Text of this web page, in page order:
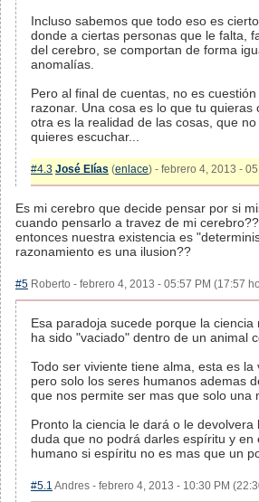
Incluso sabemos que todo eso es
donde a ciertas personas que le falta,
del cerebro, se comportan de forma
anomalías.
Pero al final de cuentas, no es
razonar. Una cosa es lo que tu
otra es la realidad de las cosas, que
quieres escuchar...
#4.3 José Elías (enlace) - febrero 4, 2013 -
Es mi cerebro que decide pensar por si
cuando pensarlo a travez de mi
entonces nuestra existencia es
razonamiento es una ilusion??
#5 Roberto - febrero 4, 2013 - 05:57 PM (17:57
Esa paradoja sucede porque la
ha sido "vaciado" dentro de un animal
Todo ser viviente tiene alma, esta es
pero solo los seres humanos ademas
que nos permite ser mas que solo una
Pronto la ciencia le dará o le
duda que no podrá darles espíritu y
humano si espíritu no es mas que un
#5.1 Andres - febrero 4, 2013 - 10:30 PM